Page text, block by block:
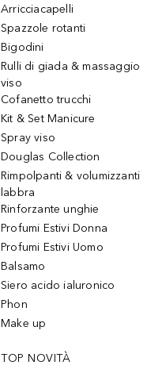
Arricciacapelli
Spazzole rotanti
Bigodini
Rulli di giada & massaggio
viso
Cofanetto trucchi
Kit & Set Manicure
Spray viso
Douglas Collection
Rimpolpanti & volumizzanti
labbra
Rinforzante unghie
Profumi Estivi Donna
Profumi Estivi Uomo
Balsamo
Siero acido ialuronico
Phon
Make up
TOP NOVITÀ